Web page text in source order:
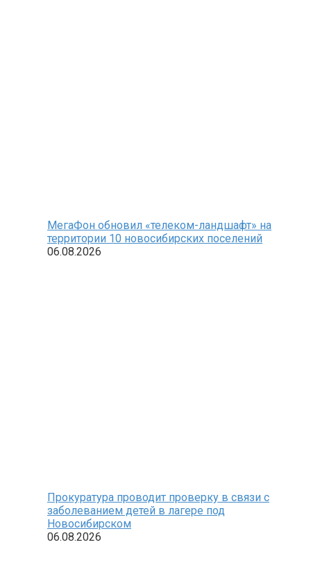
МегаФон обновил «телеком-ландшафт» на
территории 10 новосибирских поселений
06.08.2026
Прокуратура проводит проверку в связи с
заболеванием детей в лагере под
Новосибирском
06.08.2026